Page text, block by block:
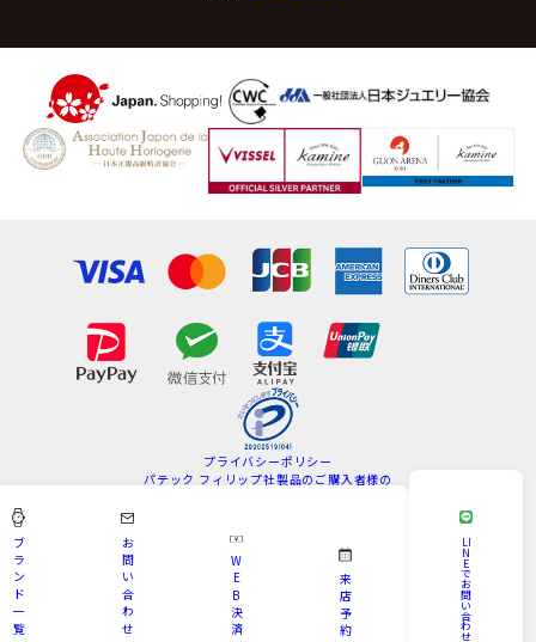
プライバシーポリシー
パテック フィリップ社製品のご購入者様の
サイトマップ
Copyright © KAMINE All Rights Reserved.
ブ
ラ
ン
ド
一
覧
お
問
い
合
わ
せ
W
E
B
決
済
来
店
予
約
LI
N
E
で
お
問
い
合
わ
せ